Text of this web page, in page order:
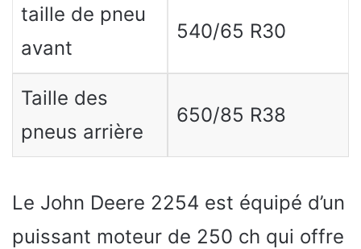
taille de pneu
avant
540/65 R30
Taille des
pneus arrière
650/85 R38
Le John Deere 2254 est équipé d’un
puissant moteur de 250 ch qui offre